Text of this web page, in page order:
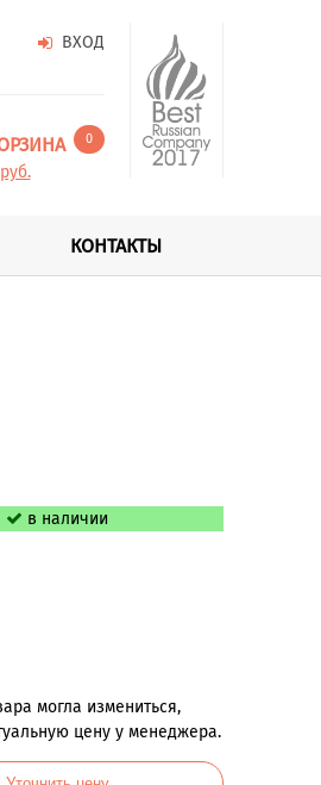
ВХОД
0
КОНТАКТЫ
в наличии
могла измениться,
цену у менеджера.